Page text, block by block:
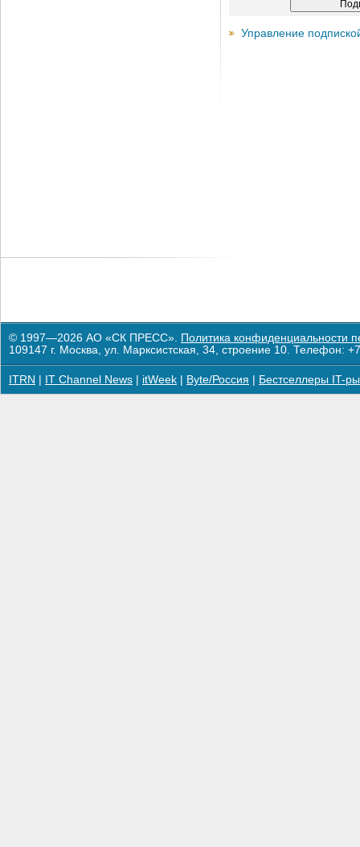
Управление
© 1997—2026 АО «СК ПРЕСС». Политика конфиденциальности
109147 г. Москва, ул. Марксистская, 34, строение 10. Телефон:
ITRN IT Channel News itWeek Byte/Россия Бестселлеры IT-